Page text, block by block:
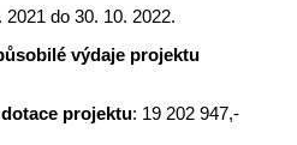
2021 do 30. 10. 2022.
výdaje projektu
projektu: 19 202 947,-